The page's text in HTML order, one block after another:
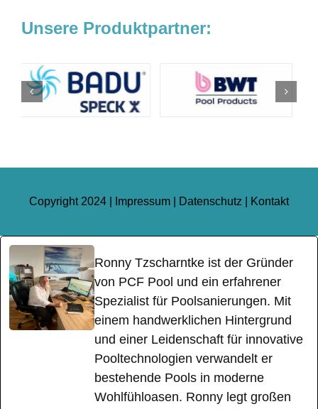
Unsere Produktpartner:
Copyright 2024 | Impressum Datenschutz Kontakt
Ronny Tzscharntke ist der Gründer
von PCF Pool und ein erfahrener
Spezialist für Poolsanierungen. Mit
einem handwerklichen Hintergrund
und einer Leidenschaft für innovative
Pooltechnologien verwandelt er
bestehende Pools in moderne
Wohlfühloasen. Ronny legt großen